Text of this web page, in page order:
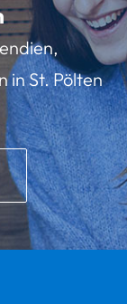
in St. Pölten